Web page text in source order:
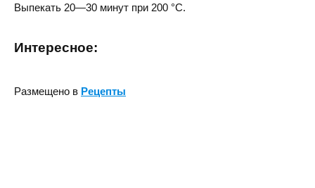
Выпекать 20—30 минут при 200 °С.
Интересное:
Размещено в Рецепты